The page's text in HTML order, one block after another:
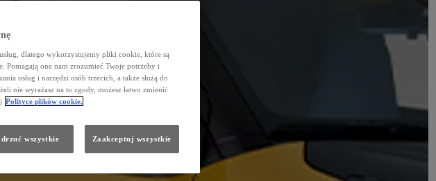
dlatego wykorzystujemy pliki cookie, które są
Pomagają one nam zrozumieć Twoje potrzeby i
usług i narzędzi osób trzecich, a także służą do
nie wyrażasz na to zgody, możesz łatwo zmienić
Polityce plików cookie.
wszystkie Zaakceptuj wszystkie